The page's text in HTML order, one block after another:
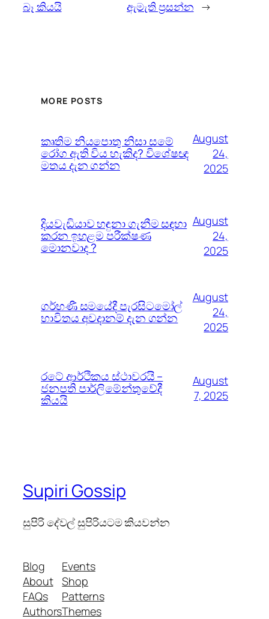
බෑ කියයි ඇමැති ප්‍රසන්න →
MORE POSTS
කෘතිම නියපොතු නිසා සමේ
රෝග ඇති විය හැකිද? විශේෂඥ
මතය දැන ගන්න
August
24,
2025
දියවැඩියාව හඳුනා ගැනීම සඳහා
කරන ඉහළම පරීක්ෂණ
මොනවාද ?
August
24,
2025
ගර්භණී සමයේදී පැරසිටමෝල්
භාවිතය අවදානම් දැන ගන්න
August
24,
2025
රටේ ආර්ථිකය ස්ථාවරයි –
ජනපති පාර්ලිමේන්තුවේදී
කියයි
August
7, 2025
Supiri Gossip
සුපිරි දේවල් සුපිරියටම කියවන්න
Blog
About
FAQs
Authors
Events
Shop
Patterns
Themes